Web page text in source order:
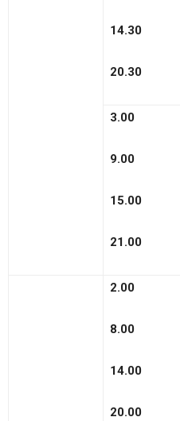
14.30
20.30
3.00
9.00
15.00
21.00
2.00
8.00
14.00
20.00